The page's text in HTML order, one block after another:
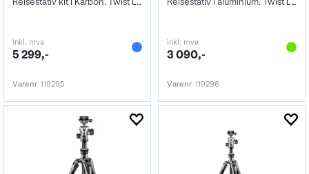
inkl. mva
5 299,-
Varenr 119295
inkl. mva
3 090,-
Varenr 119296